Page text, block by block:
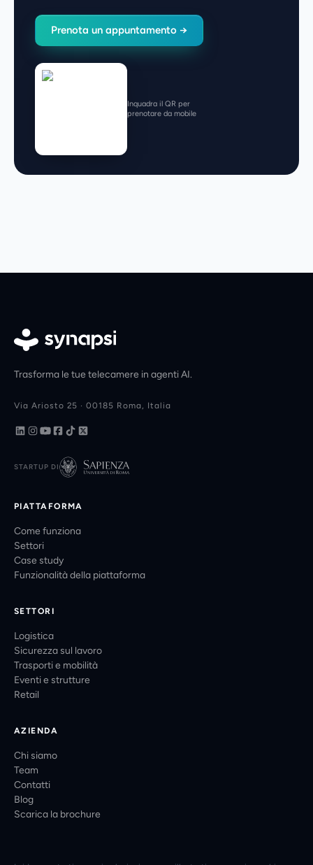
Prenota un appuntamento →
Inquadra il QR per
prenotare da mobile
Trasforma le tue telecamere in agenti AI.
Via Ariosto 25 · 00185 Roma, Italia
STARTUP DI
PIATTAFORMA
Come funziona
Settori
Case study
Funzionalità della piattaforma
SETTORI
Logistica
Sicurezza sul lavoro
Trasporti e mobilità
Eventi e strutture
Retail
AZIENDA
Chi siamo
Team
Contatti
Blog
Scarica la brochure